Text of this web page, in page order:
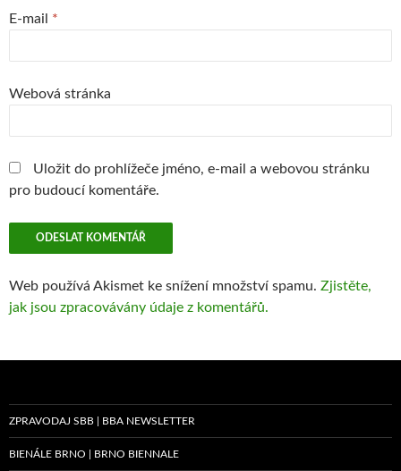
E-mail *
Webová stránka
Uložit do prohlížeče jméno, e-mail a webovou stránku
pro budoucí komentáře.
Web používá Akismet ke snížení množství spamu. Zjistěte,
jak jsou zpracovávány údaje z komentářů.
ZPRAVODAJ SBB | BBA NEWSLETTER
BIENÁLE BRNO | BRNO BIENNALE